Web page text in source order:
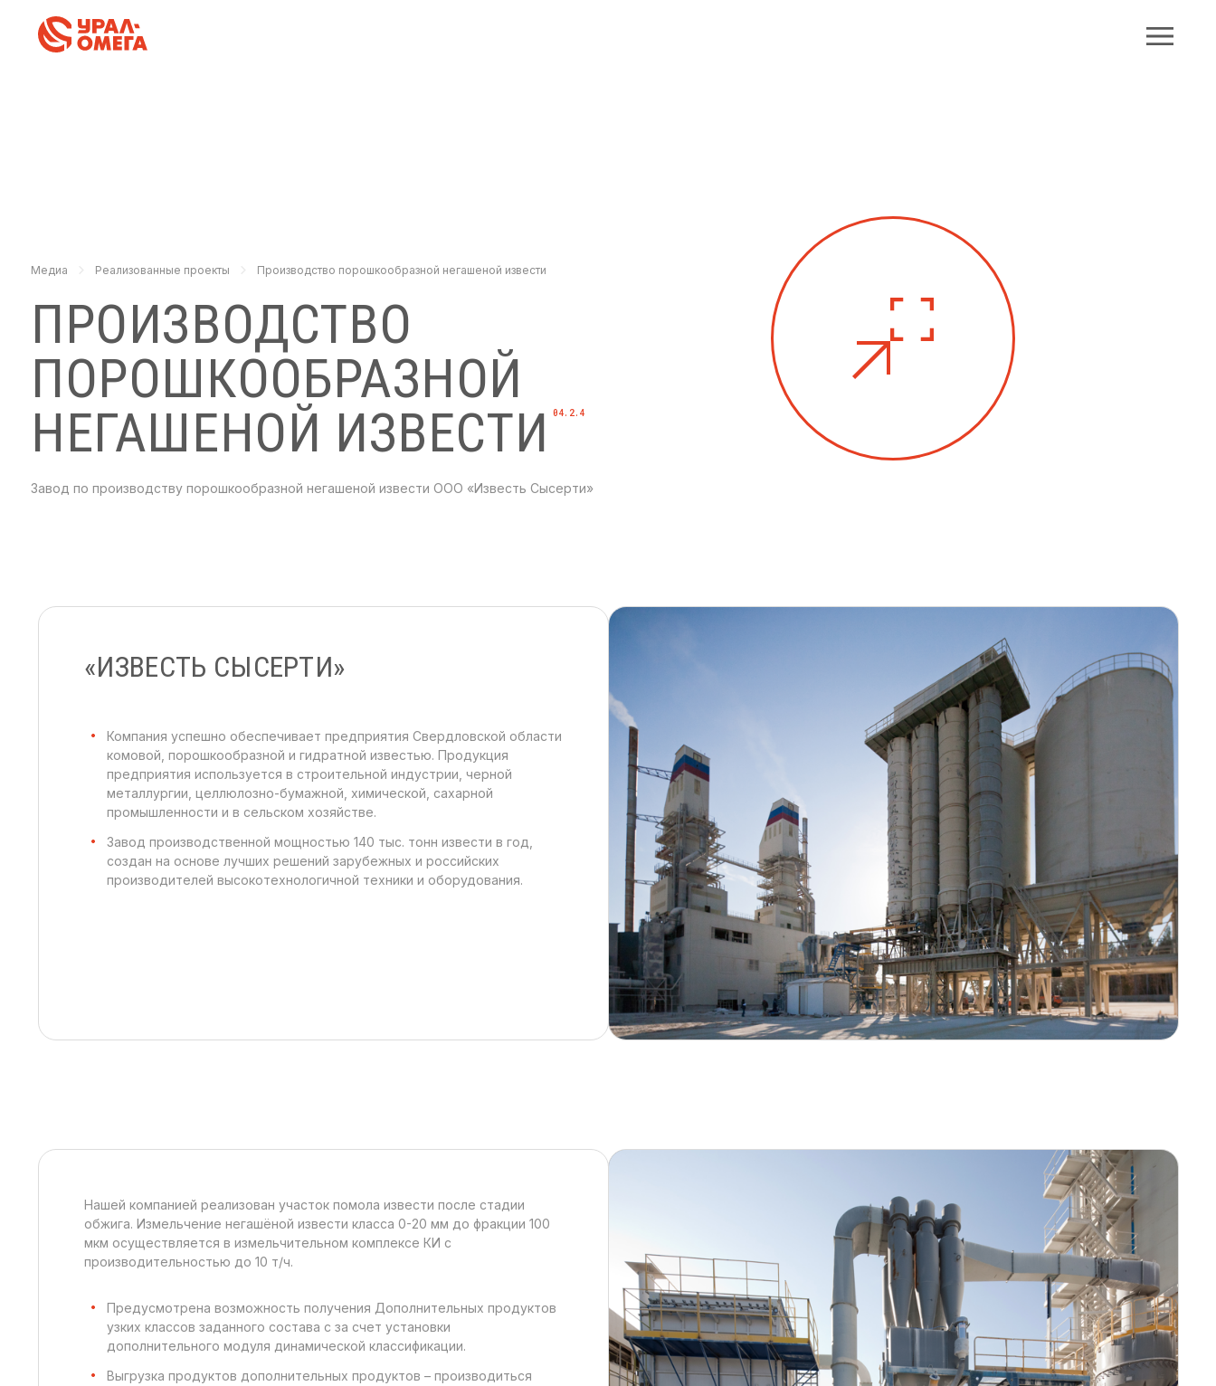
Медиа Реализованные проекты Производство порошкообразной негашеной извести
ПРОИЗВОДСТВО
ПОРОШКООБРАЗНОЙ
НЕГАШЕНОЙ ИЗВЕСТИ
04.2.4
Завод по производству порошкообразной негашеной извести ООО «Известь Сысерти»
«ИЗВЕСТЬ СЫСЕРТИ»
Компания успешно обеспечивает предприятия Свердловской области
комовой, порошкообразной и гидратной известью. Продукция
предприятия используется в строительной индустрии, черной
металлургии, целлюлозно-бумажной, химической, сахарной
промышленности и в сельском хозяйстве.
Завод производственной мощностью 140 тыс. тонн извести в год,
создан на основе лучших решений зарубежных и российских
производителей высокотехнологичной техники и оборудования.
Нашей компанией реализован участок помола извести после стадии
обжига. Измельчение негашёной извести класса 0-20 мм до фракции 100
мкм осуществляется в измельчительном комплексе КИ с
производительностью до 10 т/ч.
Предусмотрена возможность получения Дополнительных продуктов
узких классов заданного состава с за счет установки
дополнительного модуля динамической классификации.
Выгрузка продуктов дополнительных продуктов – производиться